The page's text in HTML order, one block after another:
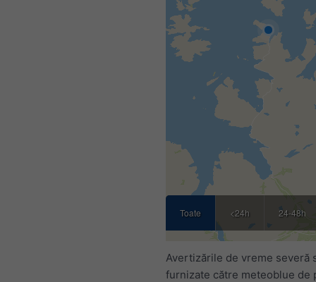
Toate <24h 24-48h
Avertizările de vreme severă
furnizate către meteoblue de